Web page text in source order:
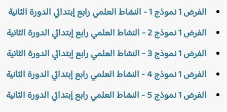
الفرض 1 نموذج 1 - النشاط العلمي رابع إبتدائي الدورة الثانية
الفرض 1 نموذج 2 - النشاط العلمي رابع إبتدائي الدورة الثانية
الفرض 1 نموذج 3 - النشاط العلمي رابع إبتدائي الدورة الثانية
الفرض 1 نموذج 4 - النشاط العلمي رابع إبتدائي الدورة الثانية
الفرض 1 نموذج 5 - النشاط العلمي رابع إبتدائي الدورة الثانية